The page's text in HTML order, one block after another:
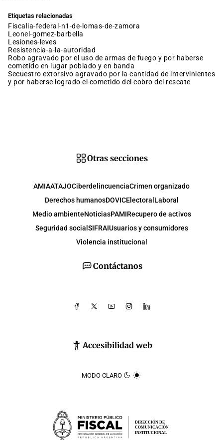
Etiquetas relacionadas
fiscalia-federal-n1-de-lomas-de-zamora
leonel-gomez-barbella
lesiones-leves
resistencia-a-la-autoridad
robo agravado por el uso de armas de fuego y por haberse
cometido en lugar poblado y en banda
secuestro extorsivo agravado por la cantidad de intervinientes
y por haberse logrado el cometido del cobro del rescate
Contáctanos
Accesibilidad web
MODO CLARO
Otras secciones
AMIAATAJOCiberdelincuenciaCrimen organizado
Derechos humanosDOVICElectoral Laboral
Medio ambienteNoticiasPAMIRecupero de activos
Seguridad social SIFRAIUsuarios y consumidores
Violencia institucional
DIRECCIÓN DE
COMUNICACIÓN
INSTITUCIONAL